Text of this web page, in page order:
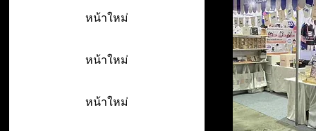
หน้าใหม่
หน้าใหม่
หน้าใหม่